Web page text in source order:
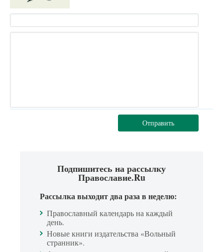
Отправить
Подпишитесь на рассылку
Православие.Ru
Рассылка выходит два раза в неделю:
Православный календарь на каждый
день.
Новые книги издательства «Вольный
странник».